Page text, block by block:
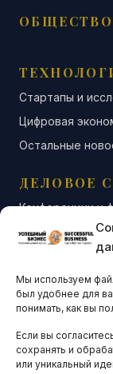
Мы используем
был удобнее для
понимать, как вы
Если вы
сохранять и
или уникальный
ОБЩЕСТВО
Стартапы и
Цифровая
Остальные
ДЕЛОВОЕ
Конференции и
Бизнес-клубы и
Остальные
ARTICLES